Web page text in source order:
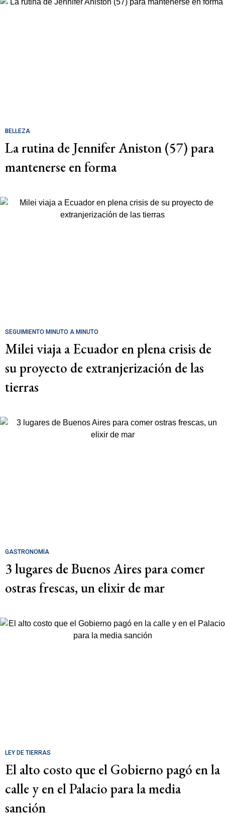
BELLEZA
La rutina de Jennifer Aniston (57) para
mantenerse en forma
SEGUIMIENTO MINUTO A MINUTO
Milei viaja a Ecuador en plena crisis de
su proyecto de extranjerización de las
tierras
GASTRONOMÍA
3 lugares de Buenos Aires para comer
ostras frescas, un elixir de mar
LEY DE TIERRAS
El alto costo que el Gobierno pagó en la
calle y en el Palacio para la media
sanción